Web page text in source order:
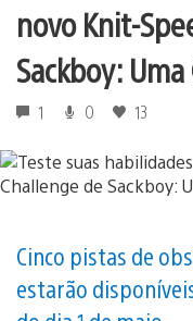
novo Knit-
Sackboy:
1 0 13
Cinco pistas de
estarão